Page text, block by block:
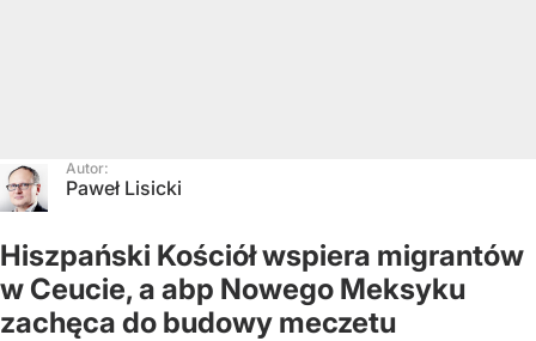
Autor:
Paweł Lisicki
Hiszpański Kościół wspiera migrantów
w Ceucie, a abp Nowego Meksyku
zachęca do budowy meczetu